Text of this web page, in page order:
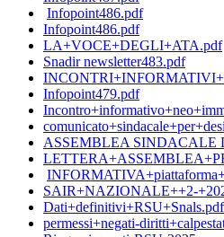
Infopoint486.pdf
Infopoint486.pdf
LA+VOCE+DEGLI+ATA.pdf
Snadir newsletter483.pdf
Infopoint479.pdf
ASSEMBLEA SINDACALE
SAIR+NAZIONALE++2-
Dati+definitivi+RSU+Snals.pdf
permessi+negati-